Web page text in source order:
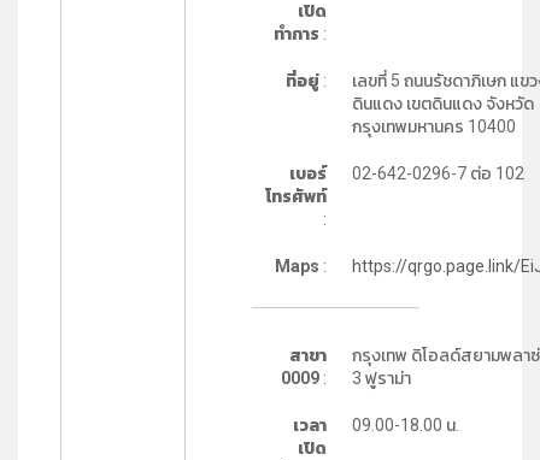
เปิด
ทำการ :
ที่อยู่:
เลขที่ 5 ถนนรัชดาภิเษก แข
ดินแดง เขตดินแดง จังหวัด
กรุงเทพมหานคร 10400
เบอร์
โทรศัพท์
:
02-642-0296-7 ต่อ 102
Maps : https://qrgo.page.link/
สาขา
0009:
กรุงเทพ ดิโอลด์สยามพลา
3 ฟูราม่า
เวลา
เปิด
09.00-18.00 น.